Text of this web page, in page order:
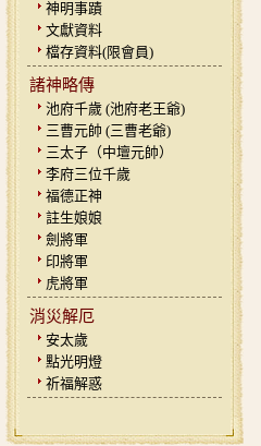
神明事蹟
文獻資料
檔存資料(限會員)
諸神略傳
池府千歲 (池府老王爺)
三曹元帥 (三曹老爺)
三太子（中壇元帥）
李府三位千歲
福德正神
註生娘娘
劍將軍
印將軍
虎將軍
消災解厄
安太歲
點光明燈
祈福解惑